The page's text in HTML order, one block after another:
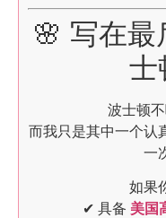
🌸 写在最
士
波士顿
而我只是其中一个认
一
如果
✔ 具备 美国